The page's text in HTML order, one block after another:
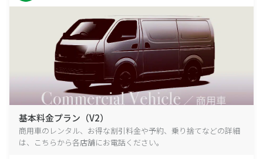
基本料金プラン（V2）
商用車のレンタル、お得な割引料金や予約、乗り捨てなどの詳細
は、こちらから各店舗にお電話ください。